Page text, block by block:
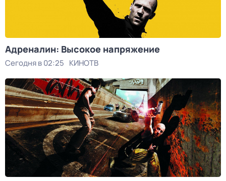
Адреналин: Высокое напряжение
Сегодня в 02:25 КИНОТВ